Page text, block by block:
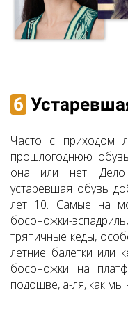
6
Часто с приходом
прошлогоднюю
она или нет.
устаревшая обувь
лет 10. Самые на
босоножки-
тряпичные кеды,
летние балетки или
босоножки на
подошве, а-ля, как мы